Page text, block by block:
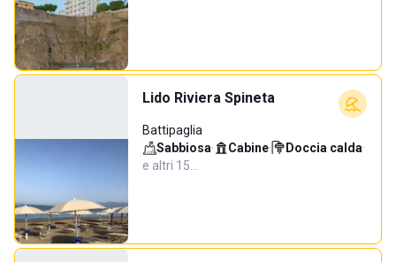
Lido Riviera Spineta
Battipaglia
Sabbiosa· Cabine· Doccia calda·
e altri 15…